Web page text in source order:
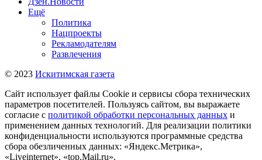
Ещё
Политика
Нацпроекты
Рекламодателям
Развлечения
© 2023 Искитимская газета
Сайт использует файлы Cookie и сервисы сбора технических
параметров посетителей. Пользуясь сайтом, вы выражаете
согласие с политикой обработки персональных данных и
применением данных технологий. Для реализации политики
конфиденциальности используются программные средства
сбора обезличенных данных: «Яндекс.Метрика»,
«Liveinternet», «top.Mail.ru».